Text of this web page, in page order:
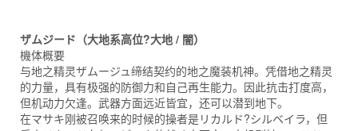
ザムジード（大地系高位?大地 / 闇）
機体概要
与地之精灵ザムージュ缔结契约的地之魔装机神。凭借地之精灵
的力量，具有极强的防御力和自己再生能力。因此抗击打度高，
但机动力欠逢。武器方面远近皆宜，还可以潜到地下。
在マサキ刚被召唤来的时候的操者是リカルド?シルベイラ，但